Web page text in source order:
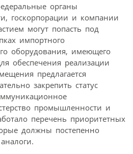
органы
госкорпорации и компании
могут попасть под
импортного
оборудования, имеющего
обеспечения реализации
предлагается
закрепить статус
промышленности и
перечень приоритетных
должны постепенно